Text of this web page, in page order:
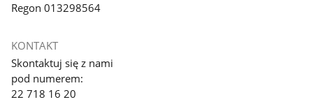
Regon 013298564
KONTAKT
Skontaktuj się z nami
pod numerem:
22 718 16 20